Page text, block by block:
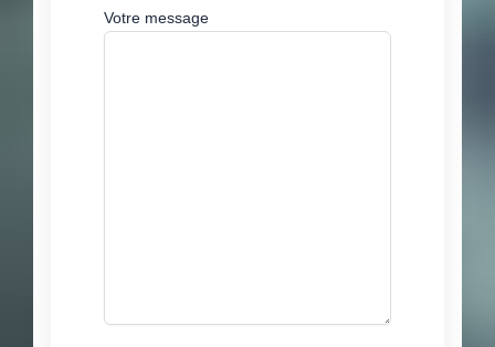
Votre message